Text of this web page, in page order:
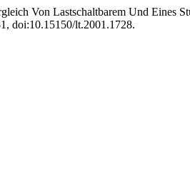
Von Lastschaltbarem Und Eines
doi:10.15150/lt.2001.1728.